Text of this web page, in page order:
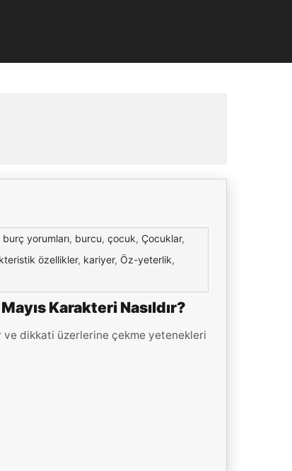
burç yorumları, burcu, çocuk, Çocuklar,
özellikler, kariyer, Öz-yeterlik,
Karakteri Nasıldır?
ve dikkati üzerlerine çekme yetenekleri